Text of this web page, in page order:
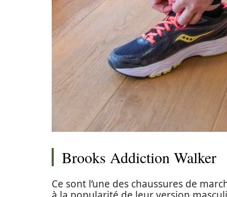
Brooks Addiction Walker
Ce sont l’une des chaussures de